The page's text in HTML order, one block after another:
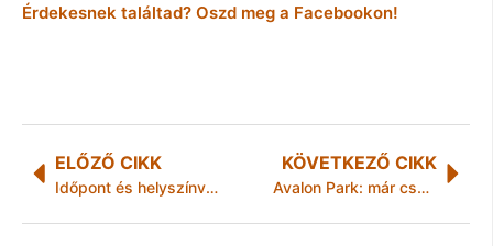
Érdekesnek találtad? Oszd meg a Facebookon!
ELŐZŐ CIKK
Időpont és helyszínváltozás!
KÖVETKEZŐ CIKK
Avalon Park: már csak egy hét a hivatalos megnyitóig!